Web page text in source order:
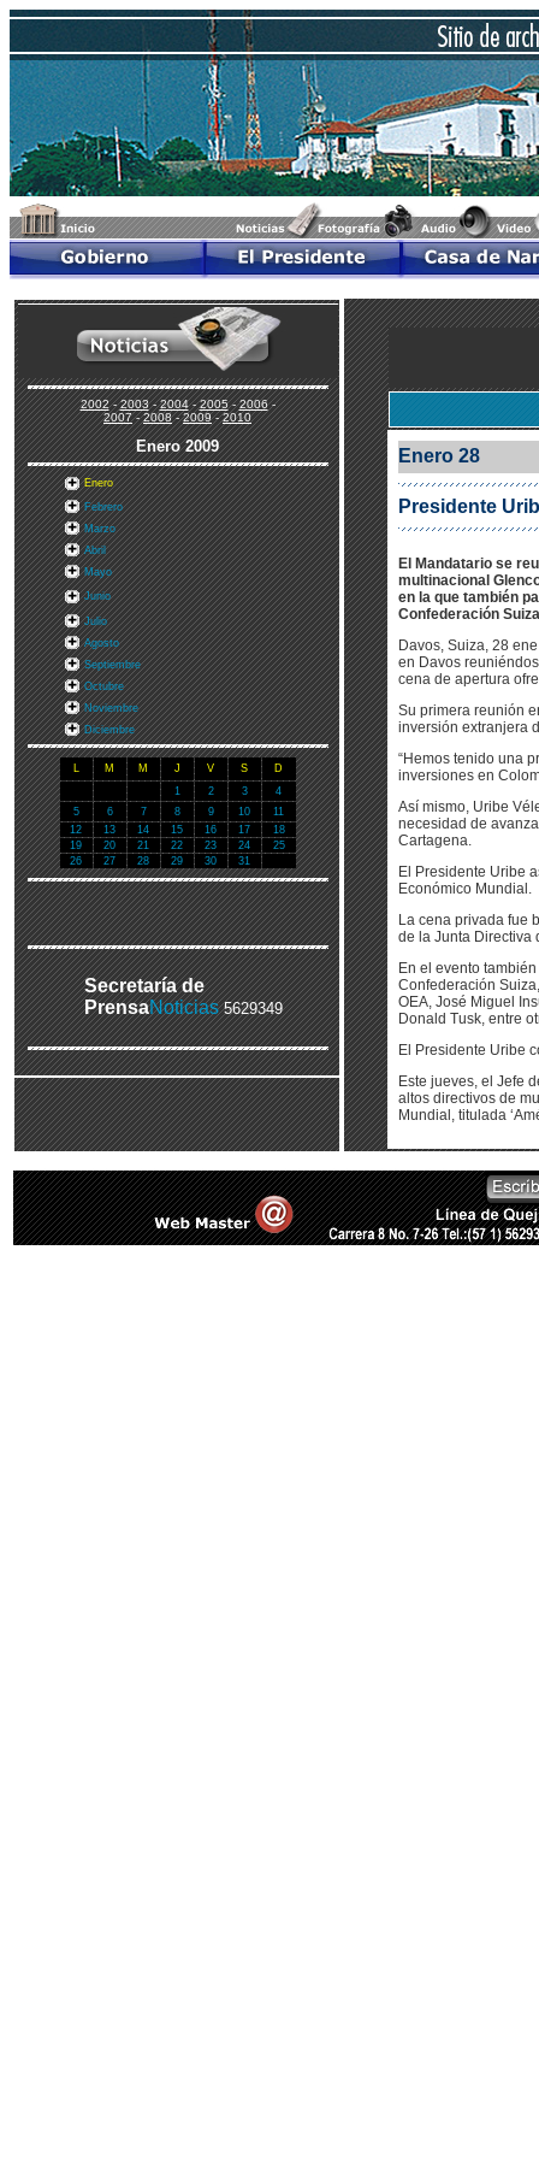
2002-2003-2004-2005-2006-
2007-2008-2009-2010
Enero2009
Enero
Febrero
Marzo
Abril
Mayo
Junio
Julio
Agosto
Septiembre
Octubre
Noviembre
Diciembre
L M M J V S
D
1
2 3
4
5
6 7 8 9 10
11
12
13 14 15 16 17
18
19
20 21 22 23 24
25
26
27 28 29 30 31
Secretaría de
PrensaNoticias 5629349
Enero 28
Presidente
El Mandatario se
multinacional
en la que también
Confederación
Davos, Suiza, 28
en Davos
cena de apertura
Su primera reunión
inversión extranjera
“Hemos tenido una
inversiones en
Así mismo, Uribe
necesidad de
Cartagena.
El Presidente Uribe
Económico Mundial.
La cena privada fue
de la Junta Directiva
En el evento
Confederación
OEA, José Miguel
Donald Tusk, entre
El Presidente Uribe
Este jueves, el Jefe
altos directivos de
Mundial, titulada